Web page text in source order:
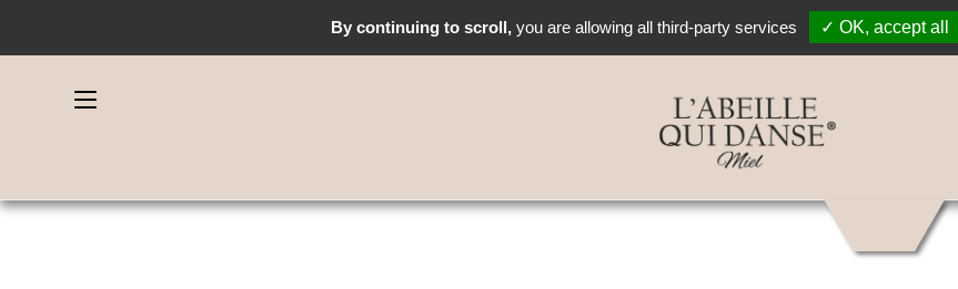
By continuing to scroll, you are allowing all third-party services ✓ OK, accept all